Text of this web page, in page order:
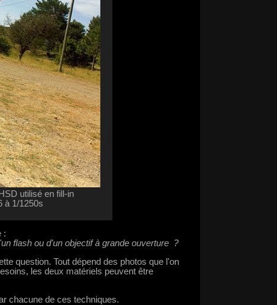
utilisé en fill-in
à 1/1250s
:
flash ou d'un objectif à grande ouverture ?
question. Tout dépend des photos que l'on
les deux matériels peuvent être
chacune de ces techniques.